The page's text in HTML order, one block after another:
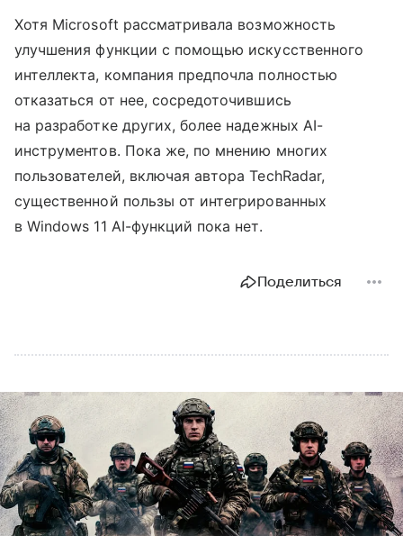
Хотя Microsoft рассматривала возможность
улучшения функции с помощью искусственного
интеллекта, компания предпочла полностью
отказаться от нее, сосредоточившись
на разработке других, более надежных AI-
инструментов. Пока же, по мнению многих
пользователей, включая автора TechRadar,
существенной пользы от интегрированных
в Windows 11 AI-функций пока нет.
Поделиться